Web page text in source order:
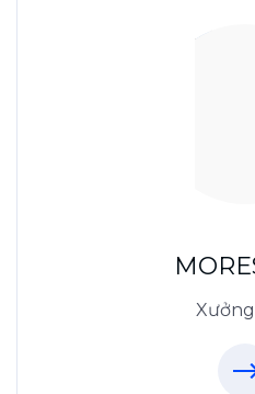
Xưởng Sofa -